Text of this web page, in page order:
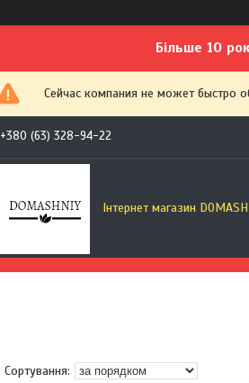
Більше 10
Сейчас компания не может быстро
+380 (63) 328-94-22
Інтернет магазин